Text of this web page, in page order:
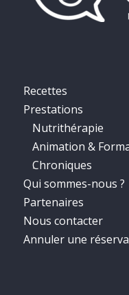
Recettes
Prestations
Nutrithérapie
Animation &
Chroniques
Qui sommes-nous ?
Partenaires
Nous contacter
Annuler une